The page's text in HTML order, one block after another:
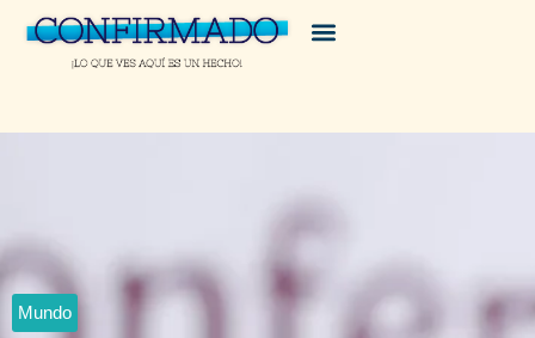
Mundo